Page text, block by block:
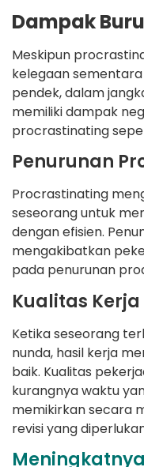
Dampak
Meskipun
kelegaan
pendek, dalam
memiliki dampak
procrastinating
Penurunan
Procrastinating
seseorang untuk
dengan efisien.
mengakibatkan
pada penurunan
Kualitas
Ketika seseorang
nunda, hasil kerja
baik. Kualitas
kurangnya waktu
memikirkan secara
revisi yang